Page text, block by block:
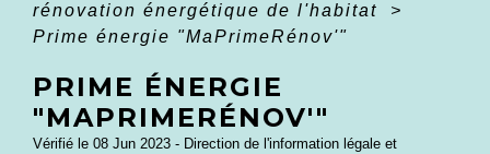
rénovation énergétique de l'habitat
>
Prime énergie "MaPrimeRénov'"
PRIME ÉNERGIE
"MAPRIMERÉNOV'"
Vérifié le 08 Jun 2023 - Direction de l'information légale et